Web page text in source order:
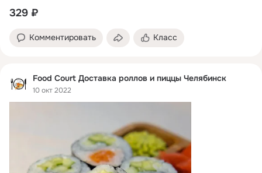
329 ₽
Комментировать Класс
Food Court Доставка роллов и пиццы Челябинск
10 окт 2022